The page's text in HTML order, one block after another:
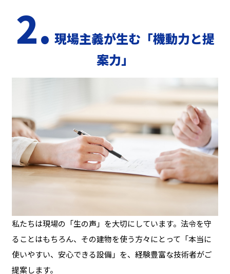
2. 現場主義が生む「機動力と提
案力」
私たちは現場の「生の声」を大切にしています。法令を守
ることはもちろん、その建物を使う方々にとって「本当に
使いやすい、安心できる設備」を、経験豊富な技術者がご
提案します。